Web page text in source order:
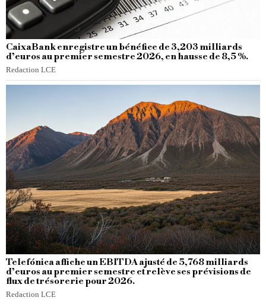
CaixaBank enregistre un bénéfice de 3,203 milliards
d’euros au premier semestre 2026, en hausse de 8,5 %.
Redaction LCE
Telefónica affiche un EBITDA ajusté de 5,768 milliards
d’euros au premier semestre et relève ses prévisions de
flux de trésorerie pour 2026.
Redaction LCE